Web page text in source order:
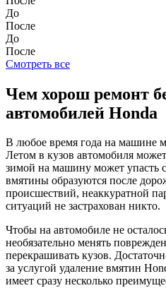
До
После
До
После
Смотреть все
Чем хорош ремонт
автомобилей Honda
В любое время года на машине
Летом в кузов автомобиля
зимой на машину может упасть
вмятины образуются после
происшествий, неаккуратной
ситуаций не застрахован никто.
Чтобы на автомобиле не
необязательно менять
перекрашивать кузов.
за услугой удаление вмятин
имеет сразу несколько